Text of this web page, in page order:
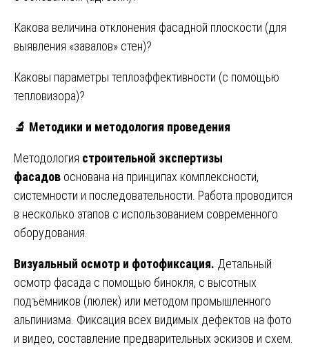
Какова величина отклонения фасадной плоскости (для
выявления «завалов» стен)?
Каковы параметры теплоэффективности (с помощью
тепловизора)?
🔬 Методики и методология проведения
Методология строительной экспертизы
фасадов основана на принципах комплексности,
системности и последовательности. Работа проводится
в несколько этапов с использованием современного
оборудования.
Визуальный осмотр и фотофиксация. Детальный
осмотр фасада с помощью бинокля, с высотных
подъёмников (люлек) или методом промышленного
альпинизма. Фиксация всех видимых дефектов на фото
и видео, составление предварительных эскизов и схем.